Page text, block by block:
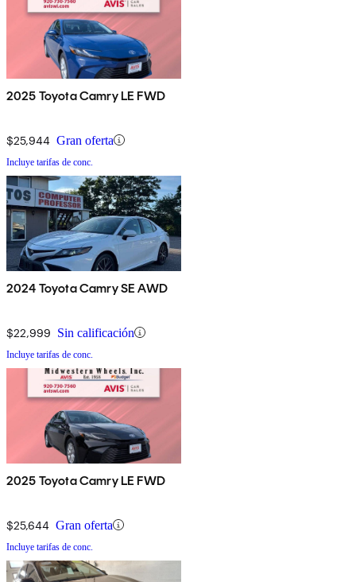
2025 Toyota Camry LE FWD
$25,944 Gran oferta
Incluye tarifas de conc.
2024 Toyota Camry SE AWD
$22,999 Sin calificación
Incluye tarifas de conc.
2025 Toyota Camry LE FWD
$25,644 Gran oferta
Incluye tarifas de conc.